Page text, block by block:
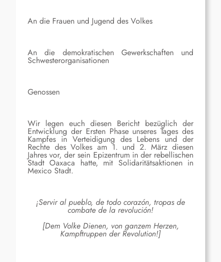
An die Frauen und Jugend des Volkes
An die demokratischen Gewerkschaften und
Schwesterorganisationen
Genossen
Wir legen euch diesen Bericht bezüglich der
Entwicklung der Ersten Phase unseres Tages des
Kampfes in Verteidigung des Lebens und der
Rechte des Volkes am 1. und 2. März diesen
Jahres vor, der sein Epizentrum in der rebellischen
Stadt Oaxaca hatte, mit Solidaritätsaktionen in
Mexico Stadt.
¡Servir al pueblo, de todo corazón, tropas de
combate de la revolución!
[Dem Volke Dienen, von ganzem Herzen,
Kampftruppen der Revolution!]